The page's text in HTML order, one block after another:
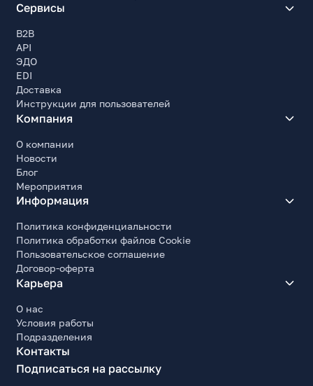
Сервисы
B2B
API
ЭДО
EDI
Доставка
Инструкции для пользователей
Компания
О компании
Новости
Блог
Мероприятия
Информация
Политика конфиденциальности
Политика обработки файлов Cookie
Пользовательское соглашение
Договор-оферта
Карьера
О нас
Условия работы
Подразделения
Контакты
Подписаться на рассылку